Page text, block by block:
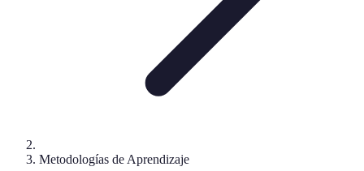
Metodologías de Aprendizaje